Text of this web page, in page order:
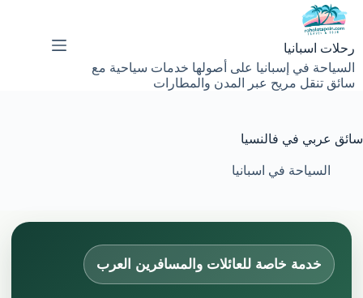
التجاوز
المحتوى
رحلات اسبانيا
السياحة في إسبانيا على أصولها خدمات سياحية مع
سائق تنقل مريح عبر المدن والمطارات
سائق عربي في فالنسيا
السياحة في اسبانيا
خدمة خاصة للعائلات والمسافرين العرب